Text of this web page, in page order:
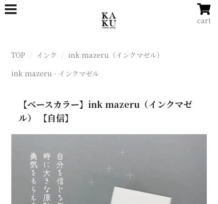
cart
TOP インク
ink mazeru（インクマゼル）
ink mazeru - インクマゼル
【ベースカラー】ink mazeru（インクマゼ
ル） 【自信】